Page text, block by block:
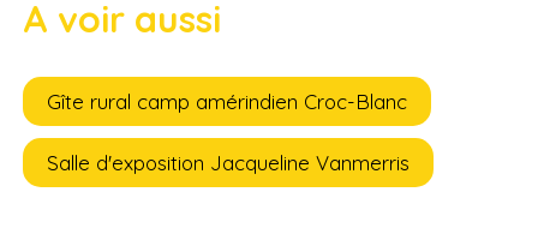
A voir aussi
Gîte rural camp amérindien Croc-Blanc
Salle d'exposition Jacqueline Vanmerris